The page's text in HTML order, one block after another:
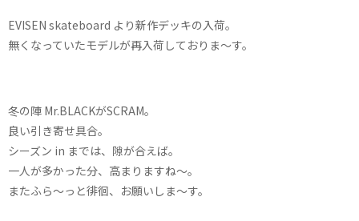
EVISEN skateboard より新作デッキの入荷。
無くなっていたモデルが再入荷しておりま〜す。
冬の陣 Mr.BLACKがSCRAM。
良い引き寄せ具合。
シーズン in までは、隙が合えば。
一人が多かった分、高まりますね〜。
またふら〜っと徘徊、お願いしま〜す。